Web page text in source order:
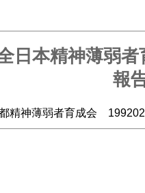
日本精神薄弱
報
精神薄弱者育成会